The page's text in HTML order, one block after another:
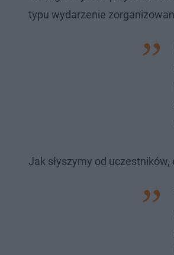
typu wydarzenie
Jak słyszymy od